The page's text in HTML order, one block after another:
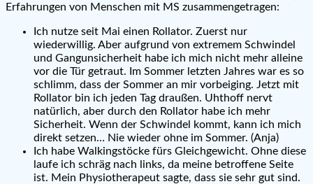
Erfahrungen von Menschen mit MS zusammengetragen:
Ich nutze seit Mai einen Rollator. Zuerst nur
wiederwillig. Aber aufgrund von extremem Schwindel
und Gangunsicherheit habe ich mich nicht mehr alleine
vor die Tür getraut. Im Sommer letzten Jahres war es so
schlimm, dass der Sommer an mir vorbeiging. Jetzt mit
Rollator bin ich jeden Tag draußen. Uhthoff nervt
natürlich, aber durch den Rollator habe ich mehr
Sicherheit. Wenn der Schwindel kommt, kann ich mich
direkt setzen… Nie wieder ohne im Sommer. (Anja)
Ich habe Walkingstöcke fürs Gleichgewicht. Ohne diese
laufe ich schräg nach links, da meine betroffene Seite
ist. Mein Physiotherapeut sagte, dass sie sehr gut sind.